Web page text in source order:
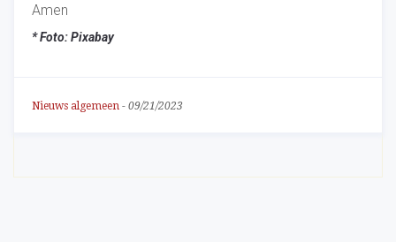
Amen
* Foto: Pixabay
Nieuws algemeen - 09/21/2023